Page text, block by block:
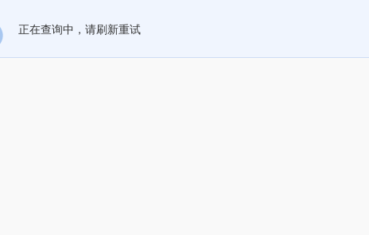
正在查询中，请刷新重试